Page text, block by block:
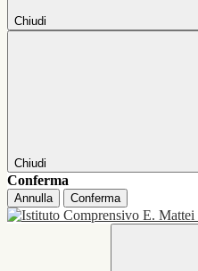
Chiudi
Chiudi
Conferma
Annulla Conferma